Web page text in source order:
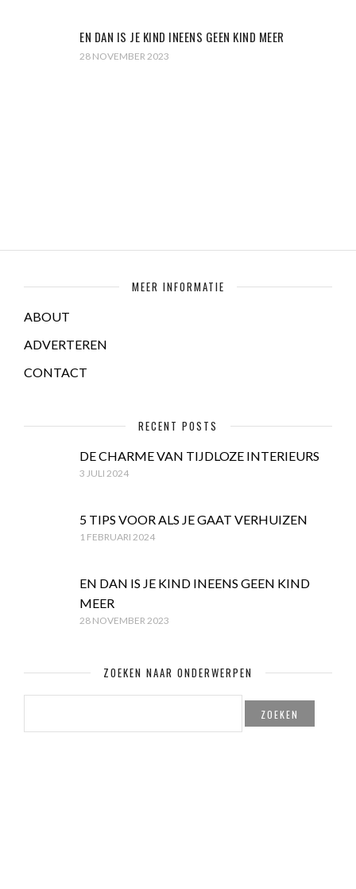
EN DAN IS JE KIND INEENS GEEN KIND MEER
28 NOVEMBER 2023
MEER INFORMATIE
ABOUT
ADVERTEREN
CONTACT
RECENT POSTS
DE CHARME VAN TIJDLOZE INTERIEURS
3 JULI 2024
5 TIPS VOOR ALS JE GAAT VERHUIZEN
1 FEBRUARI 2024
EN DAN IS JE KIND INEENS GEEN KIND
MEER
28 NOVEMBER 2023
ZOEKEN NAAR ONDERWERPEN
ZOEKEN